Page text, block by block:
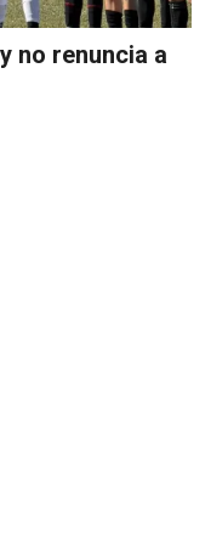
no renuncia a